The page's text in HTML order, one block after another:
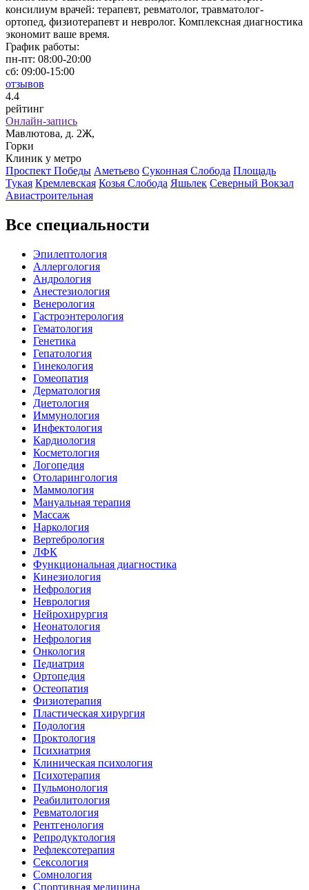
консилиум врачей: терапевт, ревматолог, травматолог-
ортопед, физиотерапевт и невролог. Комплексная диагностика
экономит ваше время.
График работы:
пн-пт: 08:00-20:00
сб: 09:00-15:00
отзывов
4.4
рейтинг
Онлайн-запись
Мавлютова, д. 2Ж,
Горки
Клиник у метро
Проспект Победы Аметьево Суконная Слобода Площадь
Тукая Кремлевская Козья Слобода Яшьлек Северный Вокзал
Авиастроительная
Все специальности
Эпилептология
Аллергология
Андрология
Анестезиология
Венерология
Гастроэнтерология
Гематология
Генетика
Гепатология
Гинекология
Гомеопатия
Дерматология
Диетология
Иммунология
Инфектология
Кардиология
Косметология
Логопедия
Отоларингология
Маммология
Мануальная терапия
Массаж
Наркология
Вертебрология
ЛФК
Функциональная диагностика
Кинезиология
Нефрология
Неврология
Нейрохирургия
Неонатология
Нефрология
Онкология
Педиатрия
Ортопедия
Остеопатия
Физиотерапия
Пластическая хирургия
Подология
Проктология
Психиатрия
Клиническая психология
Психотерапия
Пульмонология
Реабилитология
Ревматология
Рентгенология
Репродуктология
Рефлексотерапия
Сексология
Сомнология
Спортивная медицина